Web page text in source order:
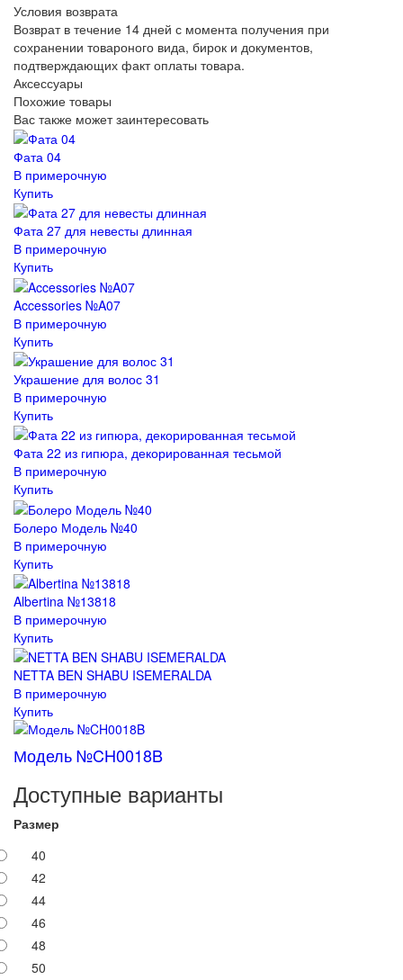
Условия возврата
Возврат в течение 14 дней с момента получения при
сохранении товароного вида, бирок и документов,
подтверждающих факт оплаты товара.
Аксессуары
Похожие товары
Вас также может заинтересовать
Фата 04
В примерочную
Купить
Фата 27 для невесты длинная
В примерочную
Купить
Accessories №A07
В примерочную
Купить
Украшение для волос 31
В примерочную
Купить
Фата 22 из гипюра, декорированная тесьмой
В примерочную
Купить
Болеро Модель №40
В примерочную
Купить
Albertina №13818
В примерочную
Купить
NETTA BEN SHABU ISEMERALDA
В примерочную
Купить
Модель №CH0018B
Доступные варианты
Размер
40
42
44
46
48
50